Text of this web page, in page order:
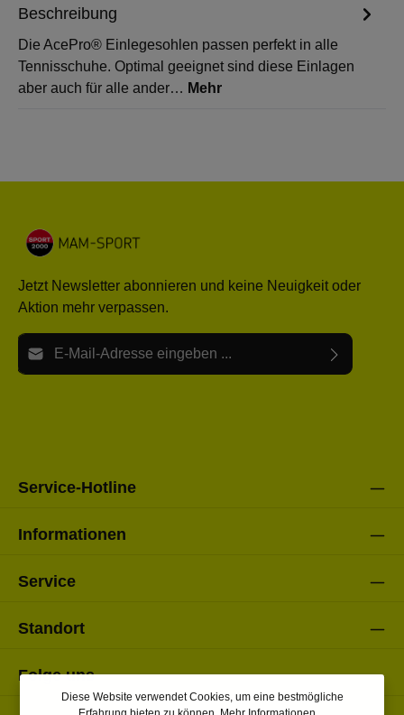
Beschreibung
Die AcePro® Einlegesohlen passen perfekt in alle
Tennisschuhe. Optimal geeignet sind diese Einlagen
aber auch für alle ander… Mehr
Jetzt Newsletter abonnieren und keine Neuigkeit oder
Aktion mehr verpassen.
E-Mail-Adresse*
Service-Hotline
Informationen
Service
Standort
Folge uns
Diese Website verwendet Cookies, um eine bestmögliche